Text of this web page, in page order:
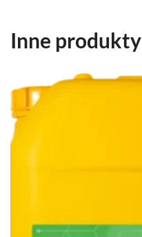
Inne produkty